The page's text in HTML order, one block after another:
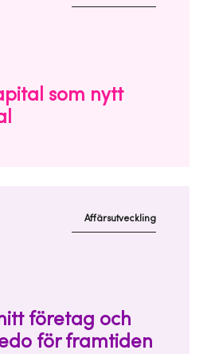
som nytt
Affärsutveckling
företag och
för framtiden